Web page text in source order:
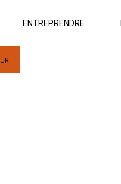
ENTREPRENDRE